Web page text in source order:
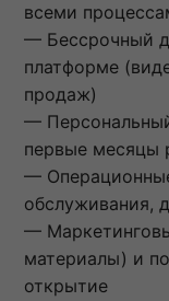
всеми
— Бессрочный
платформе
продаж)
—
первые месяцы
—
обслуживания,
—
материалы) и
открытие